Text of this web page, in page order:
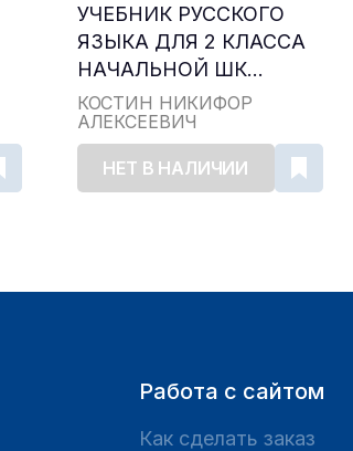
УЧЕБНИК РУССКОГО
ЯЗЫКА ДЛЯ 2 КЛАССА
НАЧАЛЬНОЙ ШК...
КОСТИН НИКИФОР
АЛЕКСЕЕВИЧ
НЕТ В НАЛИЧИИ
Работа с сайтом
Как сделать заказ